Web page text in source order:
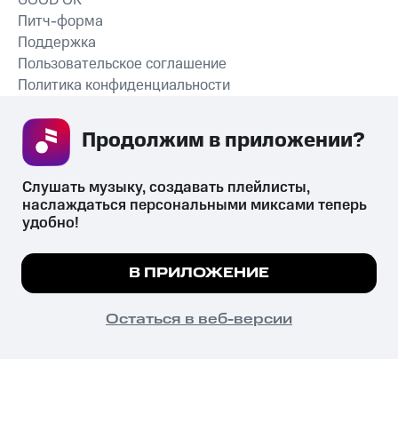
СКАЧАТЬ ПРИЛОЖЕНИЕ
Питч-форма
Поддержка
Пользовательское соглашение
Политика конфиденциальности
психотропных веществ, их аналогов причиняет вред здоровью,
их незаконный оборот запрещён и влечёт установленную
законодательством ответственность.
© 2026 ООО «КИОН».
Все права защищены
Мы используем куки, чтобы на сайте все
Подробнее
ПОНЯТНО
Слушать музыку, создавать плейлисты,
наслаждаться персональными миксами теперь
удобно!
В ПРИЛОЖЕНИЕ
Остаться в веб-версии